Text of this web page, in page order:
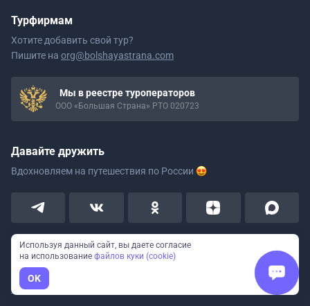
Турфирмам
Хотите добавить свой тур?
Пишите на org@bolshayastrana.com
Мы в реестре туроператоров
ООО «Большая Страна» РТО 020723
Давайте дружить
Вдохновляем на путешествия по России
Пользовательское соглашение
Политика конфиденциальности
Используя данный сайт, вы даете согласие
на использование файлов куки (cookie)
OK